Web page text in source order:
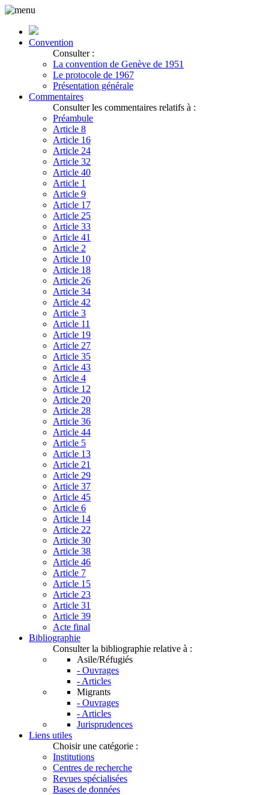
Convention
Consulter :
La convention de Genève de 1951
Le protocole de 1967
Présentation générale
Commentaires
Consulter les commentaires relatifs à :
Préambule
Article 8
Article 16
Article 24
Article 32
Article 40
Article 1
Article 9
Article 17
Article 25
Article 33
Article 41
Article 2
Article 10
Article 18
Article 26
Article 34
Article 42
Article 3
Article 11
Article 19
Article 27
Article 35
Article 43
Article 4
Article 12
Article 20
Article 28
Article 36
Article 44
Article 5
Article 13
Article 21
Article 29
Article 37
Article 45
Article 6
Article 14
Article 22
Article 30
Article 38
Article 46
Article 7
Article 15
Article 23
Article 31
Article 39
Acte final
Bibliographie
Consulter la bibliographie relative à :
Asile/Réfugiés
- Ouvrages
- Articles
Migrants
- Ouvrages
- Articles
Jurisprudences
Liens utiles
Choisir une catégorie :
Institutions
Centres de recherche
Revues spécialisées
Bases de données